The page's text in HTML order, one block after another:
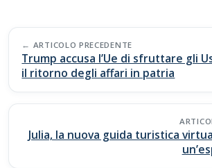
b
o
o
k
s
A
p
p
y
Li
n
k
di
vi
di
Post
navigation
ARTICOLO PRECEDENTE
Trump accusa l’Ue di sfruttare gli
il ritorno degli affari in patria
Julia, la nuova guida turistica